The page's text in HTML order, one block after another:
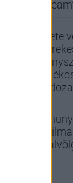
Élete